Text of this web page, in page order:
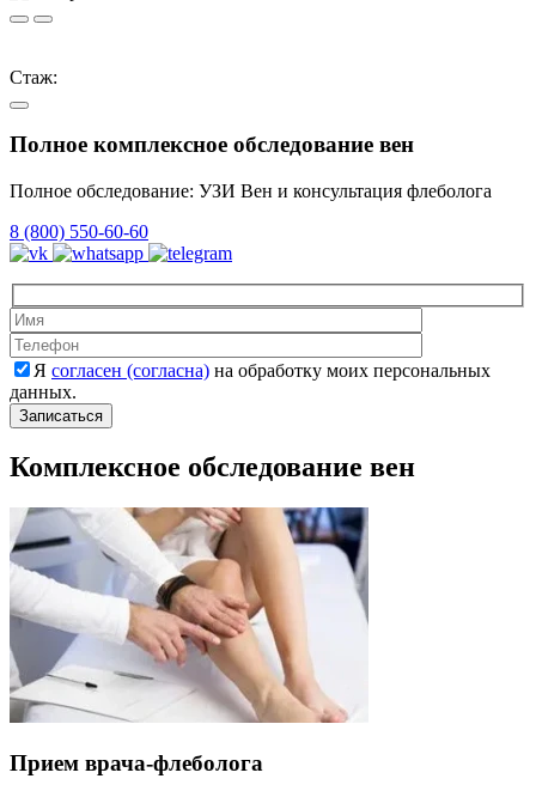
Стаж:
Полное комплексное обследование вен
Полное обследование: УЗИ Вен и консультация флеболога
8 (800) 550-60-60
Я согласен (согласна) на обработку моих персональных
данных.
Комплексное обследование вен
Прием врача-флеболога